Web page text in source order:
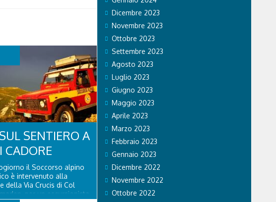
SENTIERO A
CADORE
il Soccorso alpino
è intervenuto alla
della Via Crucis di Col
per un escursionista
Dicembre 2023
Novembre 2023
Ottobre 2023
Settembre 2023
Agosto 2023
Luglio 2023
Giugno 2023
Maggio 2023
Aprile 2023
Marzo 2023
Febbraio 2023
Gennaio 2023
Dicembre 2022
Novembre 2022
Ottobre 2022